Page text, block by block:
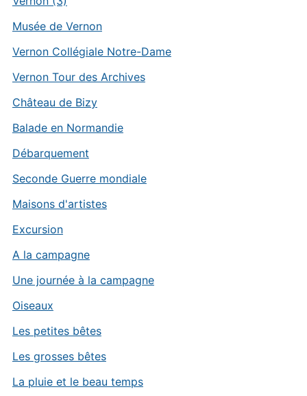
Musée de Vernon
Vernon Collégiale Notre-Dame
Vernon Tour des Archives
Château de Bizy
Balade en Normandie
Débarquement
Seconde Guerre mondiale
Maisons d'artistes
Excursion
A la campagne
Une journée à la campagne
Oiseaux
Les petites bêtes
Les grosses bêtes
La pluie et le beau temps